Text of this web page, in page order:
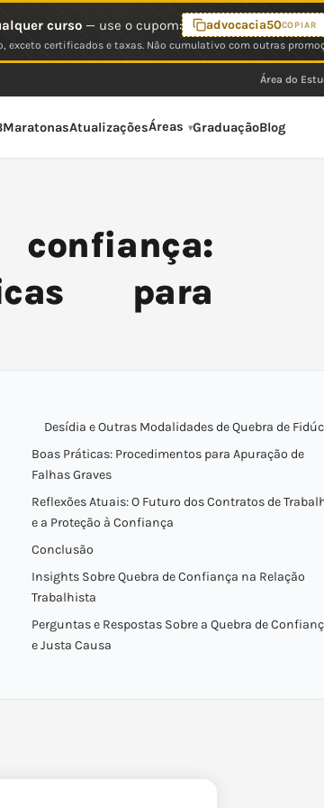
curso— use o cupom: advocacia50COPIAR
exceto certificados e taxas. Não cumulativo com outras
Área do
MaratonasAtualizaçõesÁreas GraduaçãoBlog
para
Desídia e Outras Modalidades de Quebra de
Boas Práticas: Procedimentos para Apuração de
Falhas Graves
Reflexões Atuais: O Futuro dos Contratos de
e a Proteção à Confiança
Conclusão
Insights Sobre Quebra de Confiança na Relação
Trabalhista
Perguntas e Respostas Sobre a Quebra de
e Justa Causa